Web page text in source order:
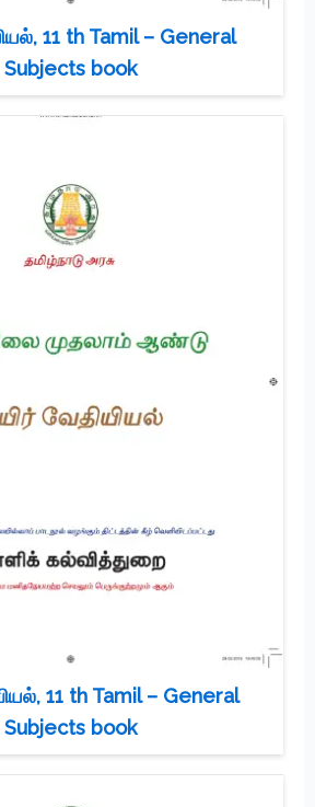
11 th Tamil – General
Subjects book
11 th Tamil – General
Subjects book